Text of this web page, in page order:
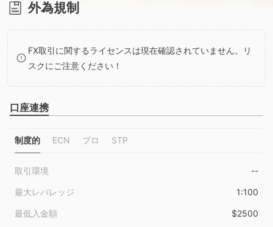
5
7
8
外為規制
FX取引に関するライセンスは現在確認されていません。リ
スクにご注意ください！
口座連携
制度的 ECN プロ STP
取引環境 --
最大レバレッジ 1:100
最低入金額 $2500